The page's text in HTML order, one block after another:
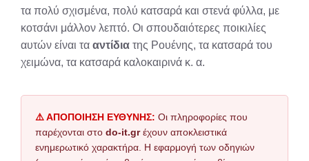
τα πολύ σχισμένα, πολύ κατσαρά και στενά φύλλα, με
κοτσάνι μάλλον λεπτό. Οι σπουδαιότερες ποικιλίες
αυτών είναι τα αντίδια της Ρουένης, τα κατσαρά του
χειμώνα, τα κατσαρά καλοκαιρινά κ. α.
⚠️ ΑΠΟΠΟΙΗΣΗ ΕΥΘΥΝΗΣ: Οι πληροφορίες που
παρέχονται στο do-it.grέχουν αποκλειστικά
ενημερωτικό χαρακτήρα. Η εφαρμογή των οδηγιών